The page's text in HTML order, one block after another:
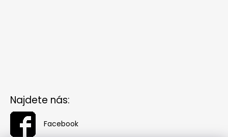
Najdete nás:
Facebook